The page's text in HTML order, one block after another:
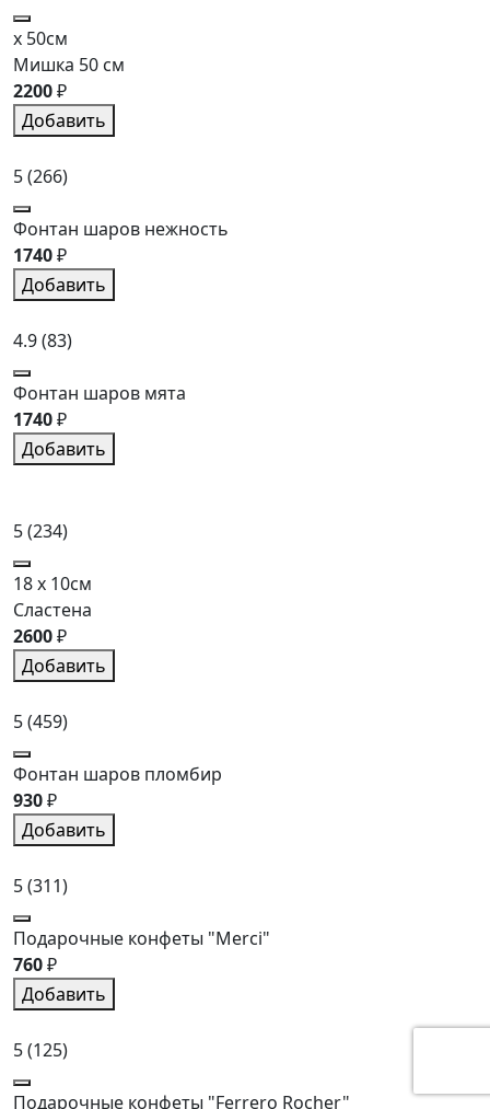
x 50см
Мишка 50 см
2200₽
Добавить
5(266)
Фонтан шаров нежность
1740₽
Добавить
4.9(83)
Фонтан шаров мята
1740₽
Добавить
5(234)
18 x 10см
Сластена
2600₽
Добавить
5(459)
Фонтан шаров пломбир
930₽
Добавить
5(311)
Подарочные конфеты "Merci"
760₽
Добавить
5(125)
Подарочные конфеты "Ferrero Rocher"